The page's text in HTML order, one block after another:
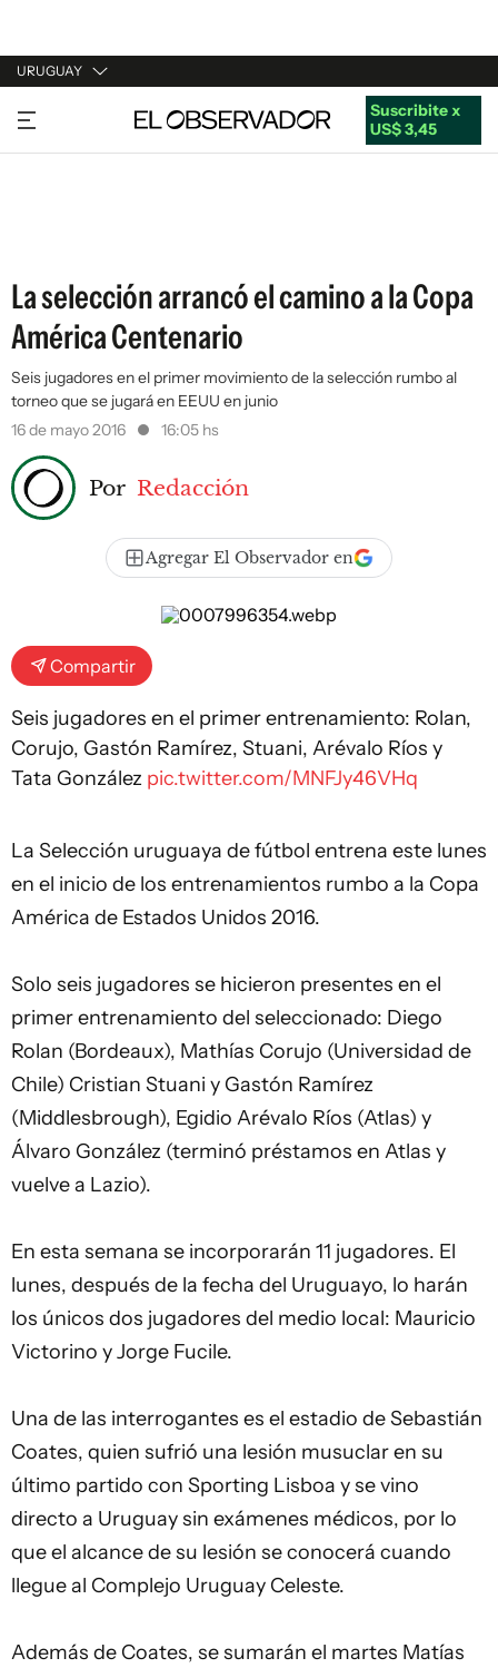
URUGUAY
URUGUAY
ARGENTINA
Suscribite x
US$ 3,45
La selección arrancó el camino a la Copa
América Centenario
Seis jugadores en el primer movimiento de la selección rumbo al
torneo que se jugará en EEUU en junio
16 de mayo 2016
16:05 hs
Por Redacción
Agregar El Observador en
Compartir
Seis jugadores en el primer entrenamiento: Rolan,
Corujo, Gastón Ramírez, Stuani, Arévalo Ríos y
Tata González pic.twitter.com/MNFJy46VHq
La Selección uruguaya de fútbol entrena este lunes
en el inicio de los entrenamientos rumbo a la Copa
América de Estados Unidos 2016.
Solo seis jugadores se hicieron presentes en el
primer entrenamiento del seleccionado: Diego
Rolan (Bordeaux), Mathías Corujo (Universidad de
Chile) Cristian Stuani y Gastón Ramírez
(Middlesbrough), Egidio Arévalo Ríos (Atlas) y
Álvaro González (terminó préstamos en Atlas y
vuelve a Lazio).
En esta semana se incorporarán 11 jugadores. El
lunes, después de la fecha del Uruguayo, lo harán
los únicos dos jugadores del medio local: Mauricio
Victorino y Jorge Fucile.
Una de las interrogantes es el estadio de Sebastián
Coates, quien sufrió una lesión musuclar en su
último partido con Sporting Lisboa y se vino
directo a Uruguay sin exámenes médicos, por lo
que el alcance de su lesión se conocerá cuando
llegue al Complejo Uruguay Celeste.
Además de Coates, se sumarán el martes Matías